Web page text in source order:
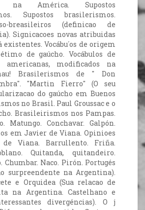
na América. Supostos
Supostos brasilerismos.
breasileiros (definicao de
Signicacoes novas atribuidas
existentes. Vocábu´os de origem
de gaúcho. Vocábulos de
americanas, modificados na
Brasilerismos de " Don
"Martin Fierro" (O seu
do gaúcho em Buenos
no Brasil. Paul Groussac e o
Brasileirismos nos Pampas.
Matungo. Conchavar. Galpón.
em Javier de Viana. Opinioes
Viana. Barrullento. Friña.
Quitanda, quitandeiro.
Chumbar. Naco. Pirón. Portugés
surpreendente na Argentina).
e Orquidea (Sua relacao de
na Argentina. Castelhano e
divergéncias). O j